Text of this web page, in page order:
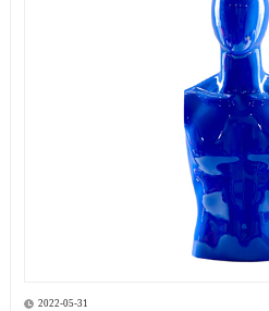
2022-05-31